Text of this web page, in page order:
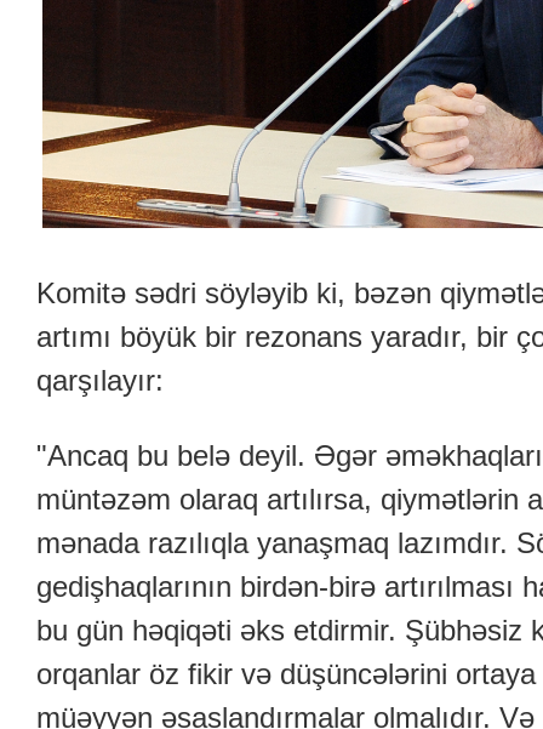
Komitə sədri söyləyib ki, bəzən
artımı böyük bir rezonans yaradır, bir
qarşılayır:
"Ancaq bu belə deyil. Əgər
müntəzəm olaraq artılırsa, qiymətlərin
mənada razılıqla yanaşmaq lazımdır.
gedişhaqlarının birdən-birə artırılması
bu gün həqiqəti əks etdirmir. Şübhəsiz
orqanlar öz fikir və düşüncələrini ortaya
müəyyən əsaslandırmalar olmalıdır.